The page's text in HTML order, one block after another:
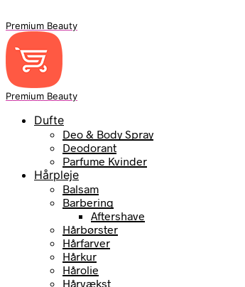
Premium Beauty
Premium Beauty
Dufte
Deo & Body Spray
Deodorant
Parfume Kvinder
Hårpleje
Balsam
Barbering
Aftershave
Hårbørster
Hårfarver
Hårkur
Hårolie
Hårvækst